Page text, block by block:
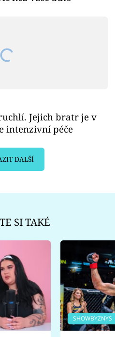
Jejich bratr je v
intenzivní péče
DALŠÍ
SI TAKÉ
SHOWBYZNYS